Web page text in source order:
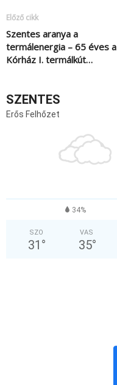
Előző cikk
Szentes aranya a
termálenergia – 65 éves a
Kórház I. termálkút…
SZENTES
Erős Felhőzet
34%
SZO
31 °
VAS
35°